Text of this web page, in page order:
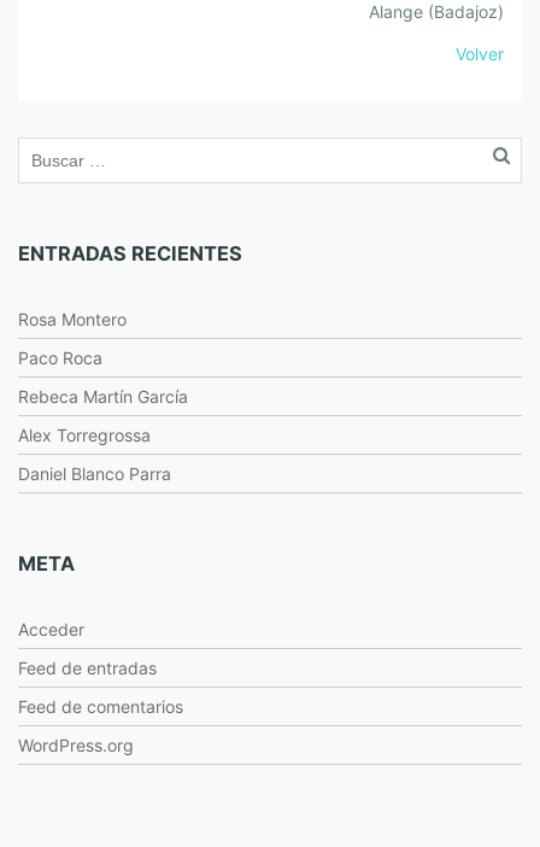
Alange (Badajoz)
Volver
ENTRADAS RECIENTES
Rosa Montero
Paco Roca
Rebeca Martín García
Alex Torregrossa
Daniel Blanco Parra
META
Acceder
Feed de entradas
Feed de comentarios
WordPress.org